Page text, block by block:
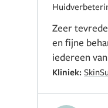
Zeer
en fijne
iedereen
Kliniek: